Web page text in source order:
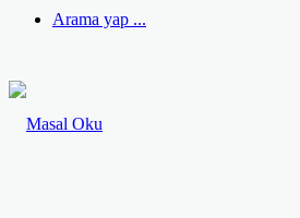
Arama yap ...